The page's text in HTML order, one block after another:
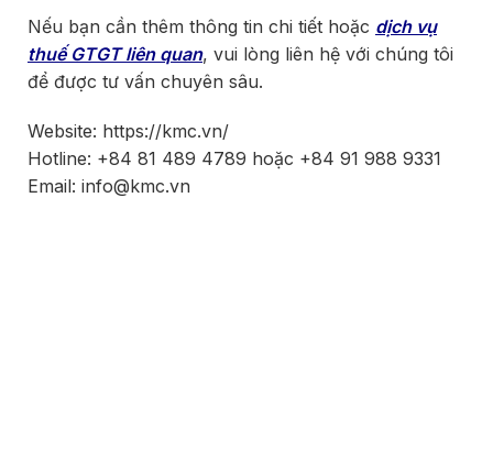
Nếu bạn cần thêm thông tin chi tiết hoặc dịch vụ
thuế GTGT liên quan, vui lòng liên hệ với chúng tôi
để được tư vấn chuyên sâu.
Website: https://kmc.vn/
Hotline: +84 81 489 4789 hoặc +84 91 988 9331
Email: info@kmc.vn